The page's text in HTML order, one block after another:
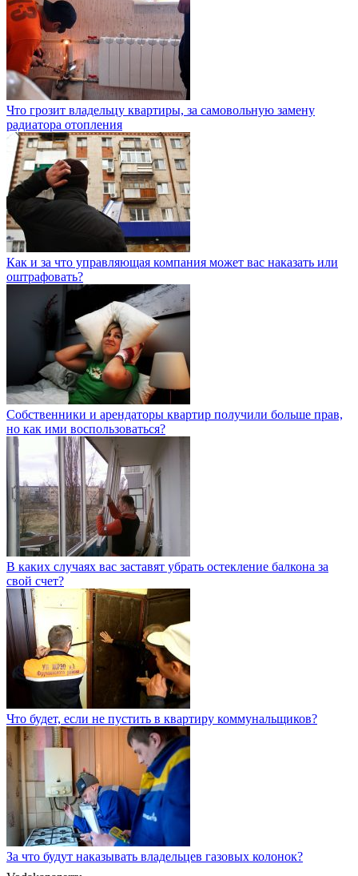
Что грозит владельцу квартиры, за самовольную замену
радиатора отопления
Как и за что управляющая компания может вас наказать или
оштрафовать?
Собственники и арендаторы квартир получили больше прав,
но как ими воспользоваться?
В каких случаях вас заставят убрать остекление балкона за
свой счет?
Что будет, если не пустить в квартиру коммунальщиков?
За что будут наказывать владельцев газовых колонок?